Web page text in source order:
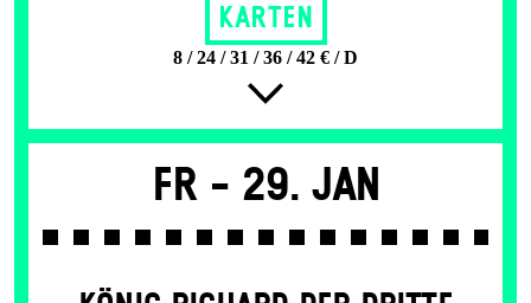
Karten
8 / 24 / 31 / 36 / 42 € / D
Fr - 29. Jan